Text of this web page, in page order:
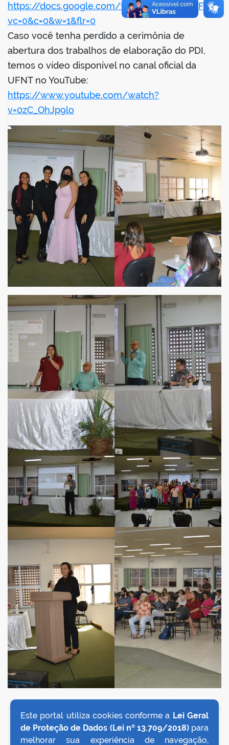
https://docs.google.com/forms/u/1/d/e/
vc=0&c=0&w=1&flr=0
Caso você tenha perdido a cerimônia de
abertura dos trabalhos de elaboração do PDI,
temos o vídeo disponível no canal oficial da
UFNT no YouTube:
https://www.youtube.com/watch?
v=0zC_OhJp9lo
VOLTAR AO TOPO
Este portal utiliza cookies conforme a Lei Geral
de Proteção de Dados (Lei nº 13.709/2018)para
melhorar sua experiência de navegação,